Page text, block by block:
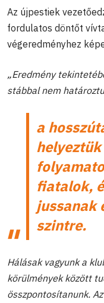
Az újpestiek
fordulatos döntőt
végeredményhez
„Eredmény
stábbal nem
a
fiatalok,
jussanak
szintre.
Hálásak vagyunk a
körülmények között
összpontosítanunk.